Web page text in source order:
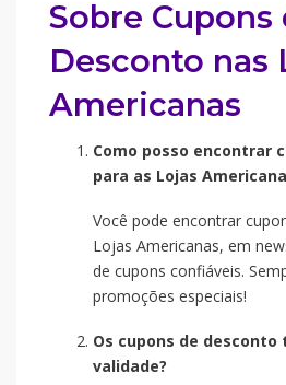
Sobre Cupons
Desconto nas
Americanas
Como posso encontrar
para as Lojas
Você pode encontrar
Lojas Americanas, em
de cupons confiáveis.
promoções especiais!
Os cupons de desconto
validade?